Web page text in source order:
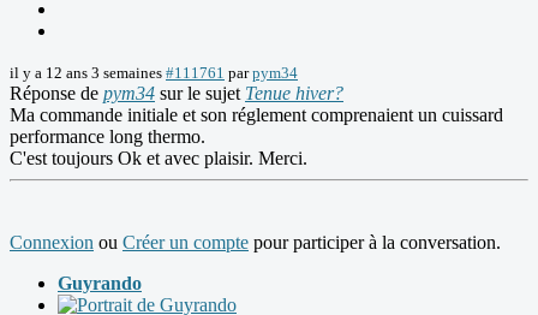
il y a 12 ans 3 semaines #111761 parpym34
Réponse de pym34 sur le sujet Tenue hiver?
Ma commande initiale et son réglement comprenaient un cuissard
performance long thermo.
C'est toujours Ok et avec plaisir. Merci.
Connexion ou Créer un compte pour participer à la conversation.
Guyrando